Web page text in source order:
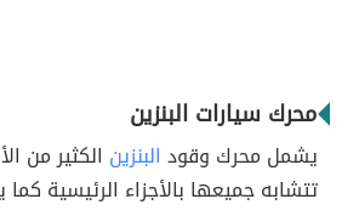
محرك سيارات البنزين
يشمل محرك وقود البنزين الكثير من
تتشابه جميعها بالأجزاء الرئيسية كما